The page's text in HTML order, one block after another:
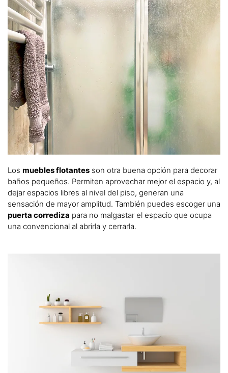
Los muebles flotantes son otra buena opción para decorar
baños pequeños. Permiten aprovechar mejor el espacio y, al
dejar espacios libres al nivel del piso, generan una
sensación de mayor amplitud. También puedes escoger una
puerta corrediza para no malgastar el espacio que ocupa
una convencional al abrirla y cerrarla.